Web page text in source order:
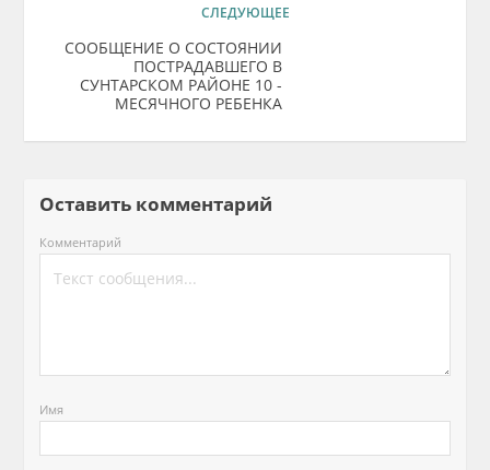
СЛЕДУЮЩЕЕ
СООБЩЕНИЕ О СОСТОЯНИИ
ПОСТРАДАВШЕГО В
СУНТАРСКОМ РАЙОНЕ 10 -
МЕСЯЧНОГО РЕБЕНКА
Оставить комментарий
Комментарий
Имя